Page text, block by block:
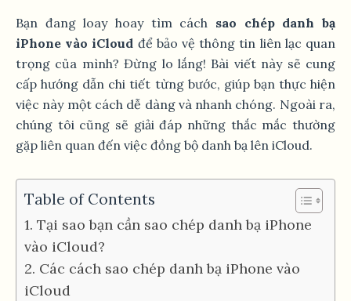
Bạn đang loay hoay tìm cách sao chép danh bạ
iPhone vào iCloud để bảo vệ thông tin liên lạc quan
trọng của mình? Đừng lo lắng! Bài viết này sẽ cung
cấp hướng dẫn chi tiết từng bước, giúp bạn thực hiện
việc này một cách dễ dàng và nhanh chóng. Ngoài ra,
chúng tôi cũng sẽ giải đáp những thắc mắc thường
gặp liên quan đến việc đồng bộ danh bạ lên iCloud.
Table of Contents
1. Tại sao bạn cần sao chép danh bạ iPhone
vào iCloud?
2. Các cách sao chép danh bạ iPhone vào
iCloud